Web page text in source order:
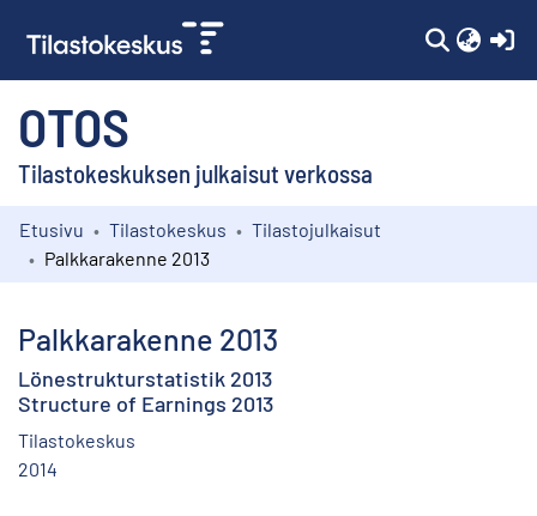
OTOS
Tilastokeskuksen julkaisut verkossa
Kokoelmat
Etusivu Tilastokeskus
Tilastojulkaisut
Palkkarakenne 2013
Palkkarakenne 2013
Lönestrukturstatistik 2013
Structure of Earnings 2013
Tilastokeskus
2014